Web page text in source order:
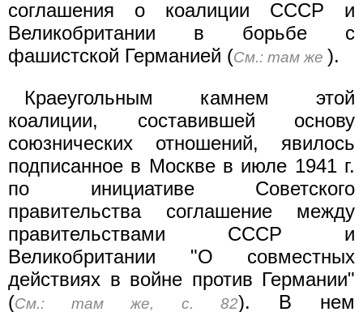
соглашения о коалиции СССР и
Великобритании в борьбе с
фашистской Германией (См.: там же ).
Краеугольным камнем этой
коалиции, составившей основу
союзнических отношений, явилось
подписанное в Москве в июле 1941 г.
по инициативе Советского
правительства соглашение между
правительствами СССР и
Великобритании "О совместных
действиях в войне против Германии"
(См.: там же, с. 82). В нем